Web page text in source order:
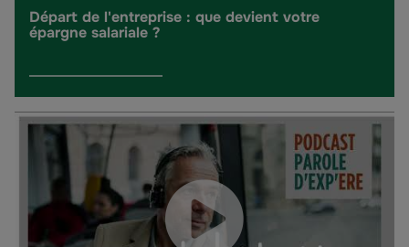
Départ de l'entreprise : que devient votre
épargne salariale ?